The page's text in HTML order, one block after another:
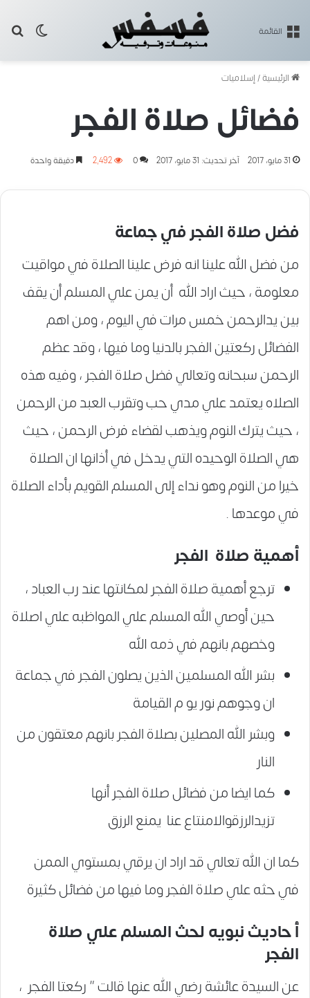
القائمة
الرئيسية/إسلاميات
فضائل صلاة الفجر
31 مايو، 2017 آخر تحديث: 31 مايو، 2017 0 2٬492 دقيقة واحدة
فضل صلاة الفجر في جماعة
من فضل الله علينا انه فرض علينا الصلاة في مواقيت
معلومة ، حيث اراد الله أن يمن علي المسلم أن يقف
بين يدالرحمن خمس مرات في اليوم ، ومن اهم
الفضائل ركعتين الفجر بالدنيا وما فيها ، وقد عظم
الرحمن سبحانه وتعالي فضل صلاة الفجر ، وفيه هذه
الصلاه يعتمد علي مدي حب وتقرب العبد من الرحمن
، حيث يترك النوم ويذهب لقضاء فرض الرحمن ، حيث
هي الصلاة الوحيده التي يدخل في أذانها ان الصلاة
خيرا من النوم وهو نداء إلى المسلم القويم بأداء الصلاة
في موعدها .
أهمية صلاة الفجر
ترجع أهمية صلاة الفجر لمكانتها عند رب العباد ،
حين أوصي الله المسلم علي المواظبه علي اصلاة
وخصهم بانهم في ذمه الله
بشر الله المسلمين الذين يصلون الفجر في جماعة
ان وجوهم نور يو م القيامة
وبشر الله المصلين بصلاة الفجر بانهم معتقون من
النار
كما ايضا من فضائل صلاة الفجر أنها
تزيدالرزقوالامنتاع عنا يمنع الرزق
كما ان الله تعالي قد اراد ان يرقي بمستوي الممن
في حثه علي صلاة الفجر وما فيها من فضائل كثيرة
أ حاديث نبويه لحث المسلم علي صلاة
الفجر
عن السيدة عائشة رضي الله عنها قالت ” ركعتا الفجر ،